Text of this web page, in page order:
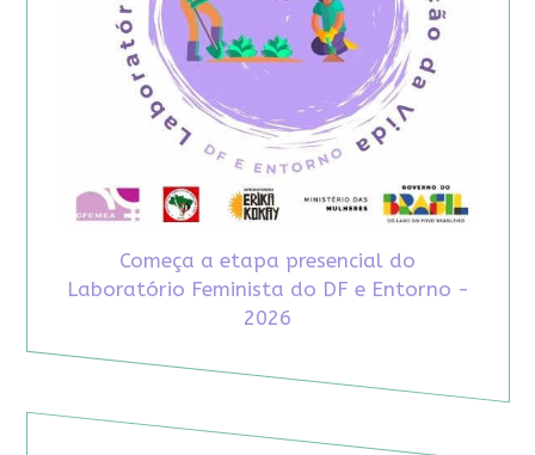
Começa a etapa presencial do
Laboratório Feminista do DF e Entorno -
2026